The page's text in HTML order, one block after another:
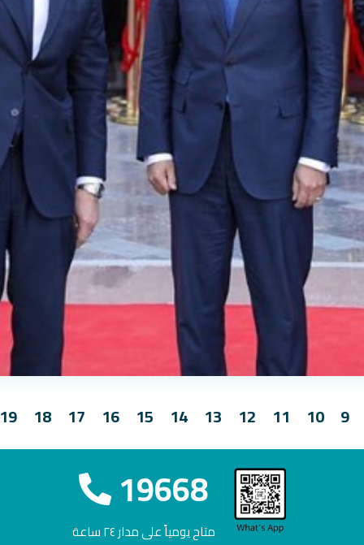
9
10
11
12
13
14
15
16
17
18
19668
متاح يومياً على مدار ٢٤ ساعة